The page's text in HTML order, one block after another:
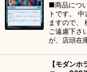
■商品につ
トです。
ますので、
ご遠慮下さ
が、店頭在
【モダン